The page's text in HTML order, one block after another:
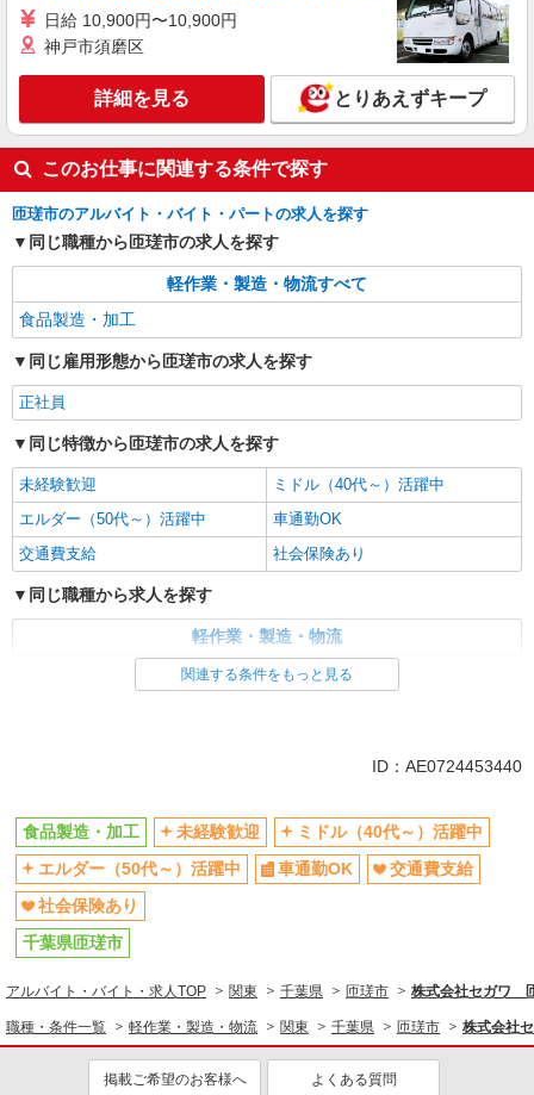
日給 10,900円〜10,900円
神戸市須磨区
詳細を見る とりあえずキープ
このお仕事に関連する条件で探す
匝瑳市のアルバイト・バイト・パートの求人を探す
同じ職種から匝瑳市の求人を探す
軽作業・製造・物流すべて
食品製造・加工
同じ雇用形態から匝瑳市の求人を探す
正社員
同じ特徴から匝瑳市の求人を探す
未経験歓迎
ミドル（40代～）活躍中
エルダー（50代～）活躍中
車通勤OK
交通費支給
社会保険あり
同じ職種から求人を探す
軽作業・製造・物流
同じ特徴から求人を探す関連する条件をもっと見る
ID：AE0724453440
食品製造・加工 未経験歓迎
ミドル（40代～）活躍中
エルダー（50代～）活躍中
車通勤OK
交通費支給
社会保険あり
千葉県匝瑳市
アルバイト・バイト・求人TOP 関東 千葉県 匝瑳市 株式会社セガワ
職種・条件一覧 軽作業・製造・物流 関東 千葉県 匝瑳市 株式会社
掲載ご希望のお客様へ よくある質問